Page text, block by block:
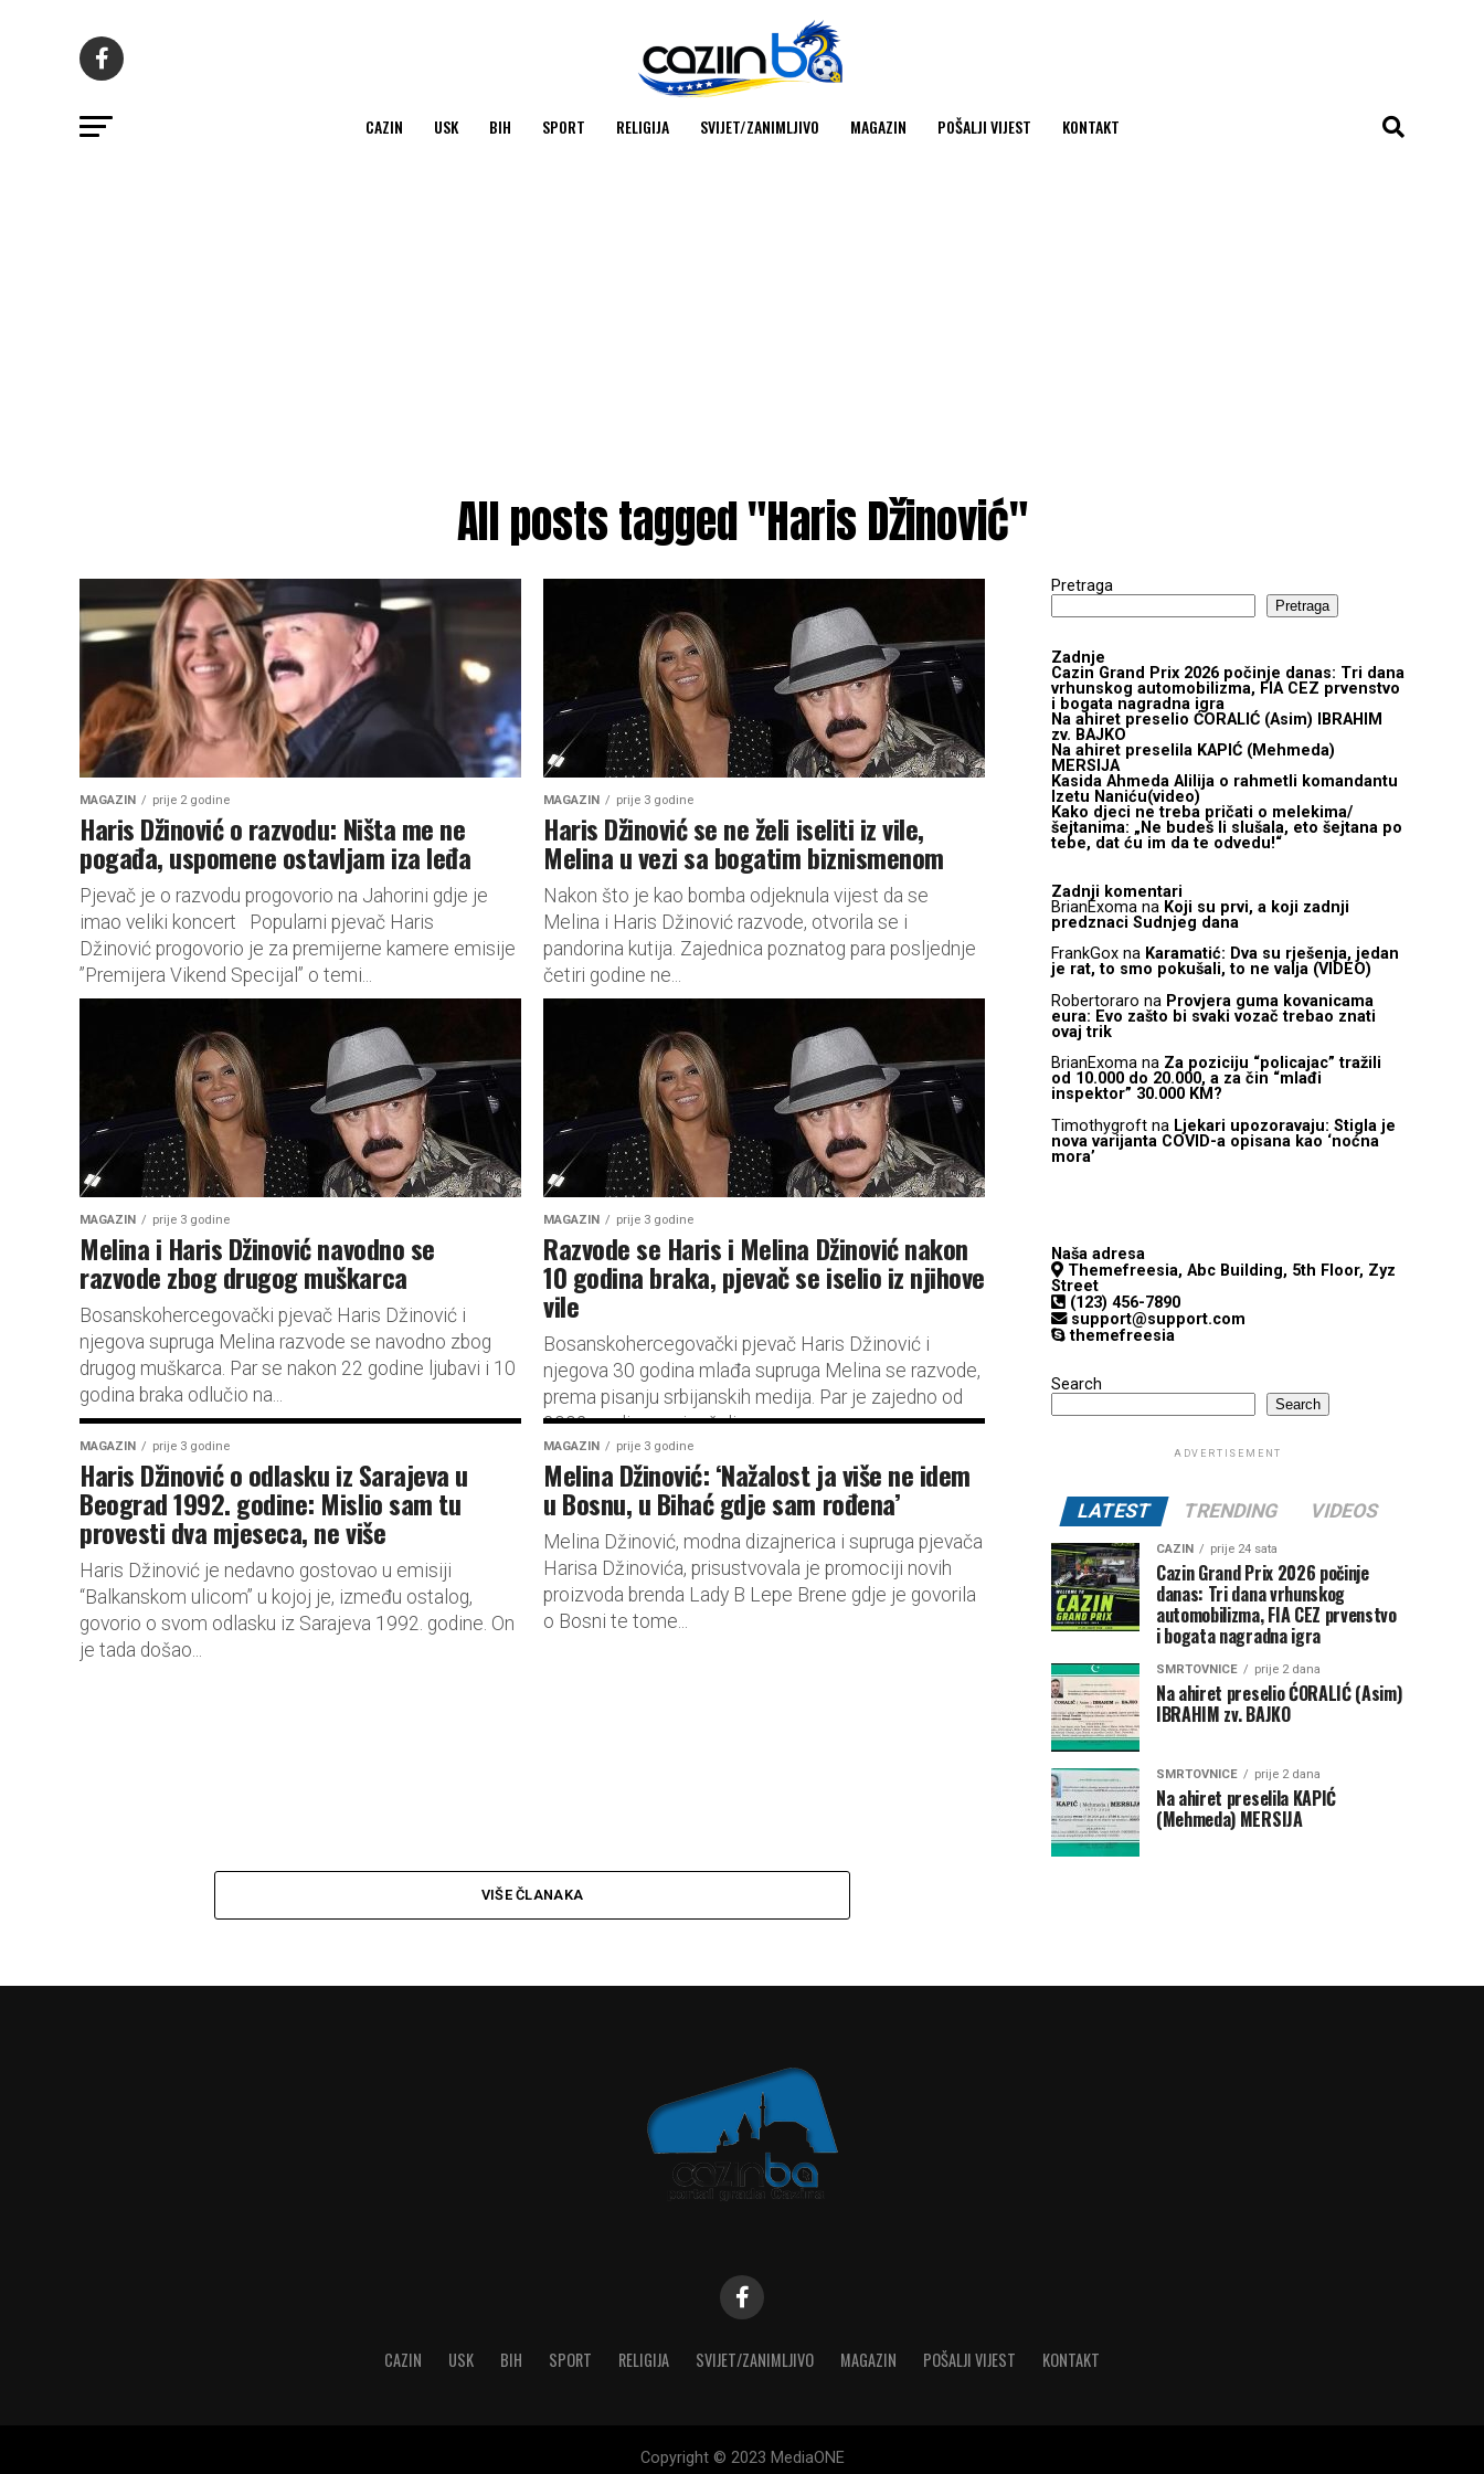
CAZIN USK BIH SPORT RELIGIJA SVIJET/ZANIMLJIVO MAGAZIN POŠALJI VIJEST KONTAKT
All posts tagged "Haris Džinović"
MAGAZIN prije 2 godine
Haris Džinović o razvodu: Ništa me ne
pogađa, uspomene ostavljam iza leđa
Pjevač je o razvodu progovorio na Jahorini gdje je
imao veliki koncert Popularni pjevač Haris
Džinović progovorio je za premijerne kamere emisije
”Premijera Vikend Specijal” o temi...
MAGAZIN prije 3 godine
Haris Džinović se ne želi iseliti iz vile,
Melina u vezi sa bogatim biznismenom
Nakon što je kao bomba odjeknula vijest da se
Melina i Haris Džinović razvode, otvorila se i
pandorina kutija. Zajednica poznatog para posljednje
četiri godine ne...
MAGAZIN prije 3 godine
Melina i Haris Džinović navodno se
razvode zbog drugog muškarca
Bosanskohercegovački pjevač Haris Džinović i
njegova supruga Melina razvode se navodno zbog
drugog muškarca. Par se nakon 22 godine ljubavi i 10
godina braka odlučio na...
MAGAZIN prije 3 godine
Razvode se Haris i Melina Džinović nakon
10 godina braka, pjevač se iselio iz njihove
vile
Bosanskohercegovački pjevač Haris Džinović i
njegova 30 godina mlađa supruga Melina se razvode,
prema pisanju srbijanskih medija. Par je zajedno od
2002. godine, a vjenčali su...
MAGAZIN prije 3 godine
Haris Džinović o odlasku iz Sarajeva u
Beograd 1992. godine: Mislio sam tu
provesti dva mjeseca, ne više
Haris Džinović je nedavno gostovao u emisiji
“Balkanskom ulicom” u kojoj je, između ostalog,
govorio o svom odlasku iz Sarajeva 1992. godine. On
je tada došao...
MAGAZIN prije 3 godine
Melina Džinović: ‘Nažalost ja više ne idem
u Bosnu, u Bihać gdje sam rođena’
Melina Džinović, modna dizajnerica i supruga pjevača
Harisa Džinovića, prisustvovala je promociji novih
proizvoda brenda Lady B Lepe Brene gdje je govorila
o Bosni te tome...
VIŠE ČLANAKA
Pretraga
Pretraga
Zadnje
Cazin Grand Prix 2026 počinje danas: Tri dana
vrhunskog automobilizma, FIA CEZ prvenstvo
i bogata nagradna igra
Na ahiret preselio ĆORALIĆ (Asim) IBRAHIM
zv. BAJKO
Na ahiret preselila KAPIĆ (Mehmeda)
MERSIJA
Kasida Ahmeda Alilija o rahmetli komandantu
Izetu Naniću(video)
Kako djeci ne treba pričati o melekima/
šejtanima: „Ne budeš li slušala, eto šejtana po
tebe, dat ću im da te odvedu!“
Zadnji komentari
BrianExoma na Koji su prvi, a koji zadnji
predznaci Sudnjeg dana
FrankGox na Karamatić: Dva su rješenja, jedan
je rat, to smo pokušali, to ne valja (VIDEO)
Robertoraro na Provjera guma kovanicama
eura: Evo zašto bi svaki vozač trebao znati
ovaj trik
BrianExoma na Za poziciju “policajac” tražili
od 10.000 do 20.000, a za čin “mlađi
inspektor” 30.000 KM?
Timothygroft na Ljekari upozoravaju: Stigla je
nova varijanta COVID-a opisana kao ‘noćna
mora’
Naša adresa
Themefreesia, Abc Building, 5th Floor, Zyz
Street
(123) 456-7890
support@support.com
themefreesia
Search
Search
ADVERTISEMENT
LATEST TRENDING VIDEOS
CAZIN prije 24 sata
Cazin Grand Prix 2026 počinje
danas: Tri dana vrhunskog
automobilizma, FIA CEZ prvenstvo
i bogata nagradna igra
SMRTOVNICE prije 2 dana
Na ahiret preselio ĆORALIĆ (Asim)
IBRAHIM zv. BAJKO
SMRTOVNICE prije 2 dana
Na ahiret preselila KAPIĆ
(Mehmeda) MERSIJA
CAZIN USK BIH SPORT RELIGIJA SVIJET/ZANIMLJIVO MAGAZIN POŠALJI VIJEST KONTAKT
Copyright © 2023 MediaONE